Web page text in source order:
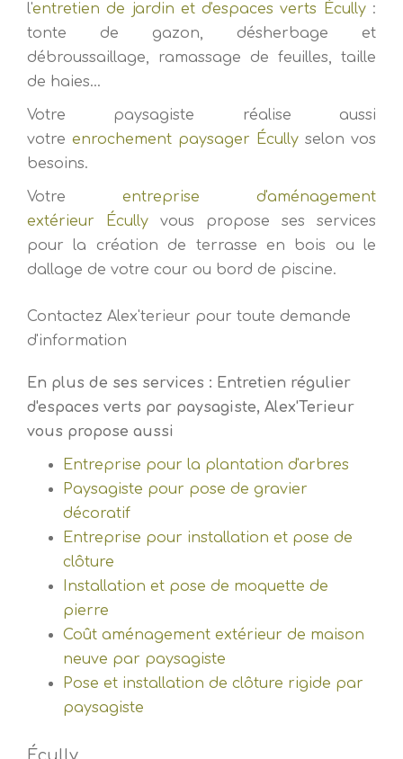
l'entretien de jardin et d'espaces verts Écully:
tonte de gazon, désherbage et
débroussaillage, ramassage de feuilles, taille
de haies...
Votre paysagiste réalise aussi
votre enrochement paysager Écully selon vos
besoins.
Votre entreprise d'aménagement
extérieur Écully vous propose ses services
pour la création de terrasse en bois ou le
dallage de votre cour ou bord de piscine.
Contactez Alex'terieur pour toute demande
d'information
En plus de ses services : Entretien régulier
d'espaces verts par paysagiste, Alex'Terieur
vous propose aussi
Entreprise pour la plantation d'arbres
Paysagiste pour pose de gravier
décoratif
Entreprise pour installation et pose de
clôture
Installation et pose de moquette de
pierre
Coût aménagement extérieur de maison
neuve par paysagiste
Pose et installation de clôture rigide par
paysagiste